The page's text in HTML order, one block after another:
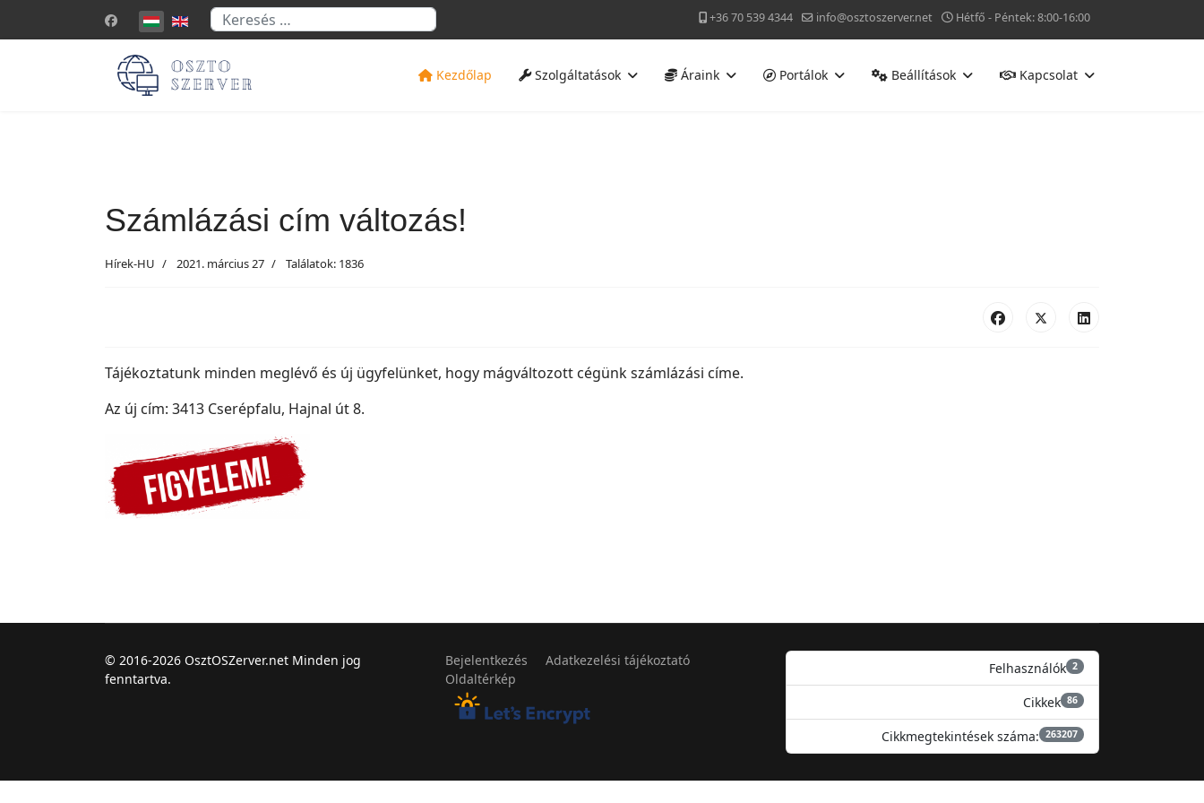
Válasszon nyelvet
Keresés... +36 70 539 4344 info@osztoszerver.net Hétfő - Péntek: 8:00-16:00
Kezdőlap Szolgáltatások Áraink Portálok Beállítások Kapcsolat
Számlázási cím változás!
Hírek-HU 2021. március 27 Találatok: 1836
Tájékoztatunk minden meglévő és új ügyfelünket, hogy mágváltozott cégünk számlázási címe.
Az új cím: 3413 Cserépfalu, Hajnal út 8.
© 2016-2026 OsztOSZerver.net Minden jog
fenntartva.
Bejelentkezés
Adatkezelési tájékoztató
Oldaltérkép
Felhasználók 2
Cikkek 86
Cikkmegtekintések száma: 263207